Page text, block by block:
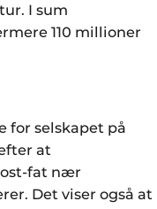
I sum
110 millioner
for selskapet på
at
fat nær
Det viser også at